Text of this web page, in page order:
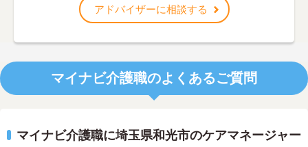
アドバイザーに相談する
マイナビ介護職のよくあるご質問
マイナビ介護職に埼玉県和光市のケアマネージャー